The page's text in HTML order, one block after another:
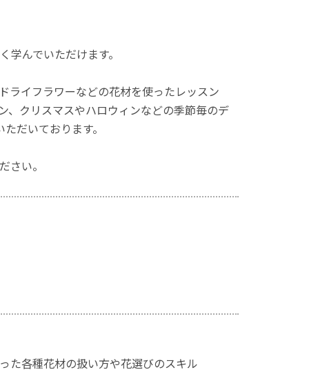
んでいただけます。
ライフラワーなどの花材を使ったレッスン
、クリスマスやハロウィンなどの季節毎のデ
だいております。
さい。
た各種花材の扱い方や花選びのスキル